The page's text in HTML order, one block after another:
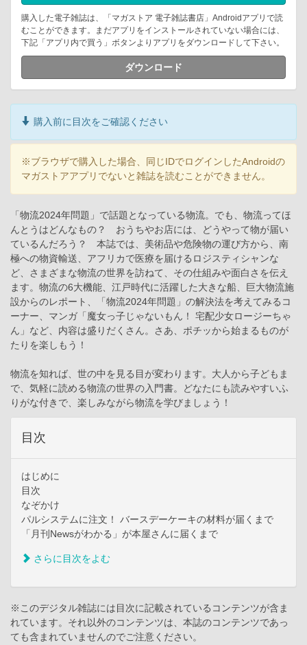
購入した電子雑誌は、「マガストア 電子雑誌書店」Androidアプリで読
むことができます。まだアプリをインストールされていない場合には、
下記「アプリ内で買う」ボタンよりアプリをダウンロードして下さい。
ダウンロード
購入前に目次をご確認ください
※ブラウザで購入した場合、同じIDでログインしたAndroidの
マガストアアプリでないと雑誌を読むことができません。
「物流2024年問題」で話題となっている物流。でも、物流ってほ
んとうはどんなもの？ おうちやお店には、どうやって物が届い
ているんだろう？ 本誌では、美術品や危険物の運び方から、南
極への物資輸送、アフリカで医療を届けるロジスティシャンな
ど、さまざまな物流の世界を訪ねて、その仕組みや面白さを伝え
ます。物流の6大機能、江戸時代に活躍した大きな船、巨大物流施
設からのレポート、「物流2024年問題」の解決法を考えてみるコ
ーナー、マンガ「魔女っ子じゃないもん！ 宅配少女ロージーちゃ
ん」など、内容は盛りだくさん。さあ、ポチッから始まるものが
たりを楽しもう！
物流を知れば、世の中を見る目が変わります。大人から子どもま
で、気軽に読める物流の世界の入門書。どなたにも読みやすいふ
りがな付きで、楽しみながら物流を学びましょう！
目次
はじめに
目次
なぞかけ
パルシステムに注文！ バースデーケーキの材料が届くまで
「月刊Newsがわかる」が本屋さんに届くまで
さらに目次をよむ
※このデジタル雑誌には目次に記載されているコンテンツが含ま
れています。それ以外のコンテンツは、本誌のコンテンツであっ
ても含まれていませんのでご注意ください。